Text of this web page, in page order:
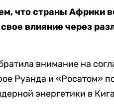
что страны Африки
влияние через
внимание на
Руанда и «Росатом»
энергетики в